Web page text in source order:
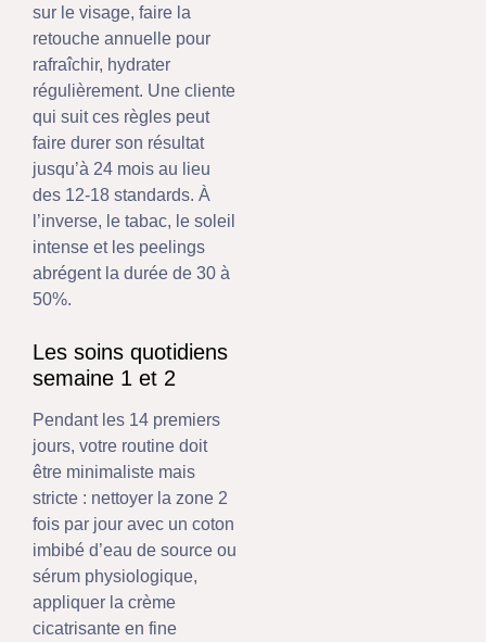
sur le visage, faire la
retouche annuelle pour
rafraîchir, hydrater
régulièrement. Une cliente
qui suit ces règles peut
faire durer son résultat
jusqu’à 24 mois au lieu
des 12-18 standards. À
l’inverse, le tabac, le soleil
intense et les peelings
abrégent la durée de 30 à
50%.
Les soins quotidiens
semaine 1 et 2
Pendant les 14 premiers
jours, votre routine doit
être minimaliste mais
stricte : nettoyer la zone 2
fois par jour avec un coton
imbibé d’eau de source ou
sérum physiologique,
appliquer la crème
cicatrisante en fine